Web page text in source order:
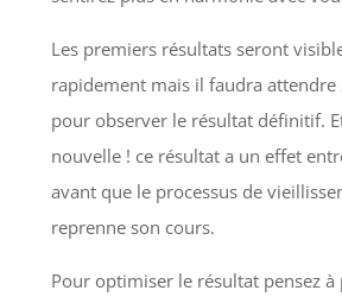
Les premiers résultats seront
rapidement mais il faudra attendre
pour observer le résultat définitif.
nouvelle ! ce résultat a un effet
avant que le processus de
reprenne son cours.
Pour optimiser le résultat pensez à